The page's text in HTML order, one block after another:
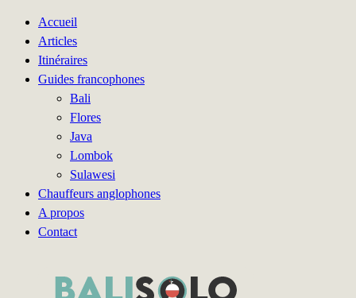
Accueil
Articles
Itinéraires
Guides francophones
Bali
Flores
Java
Lombok
Sulawesi
Chauffeurs anglophones
A propos
Contact